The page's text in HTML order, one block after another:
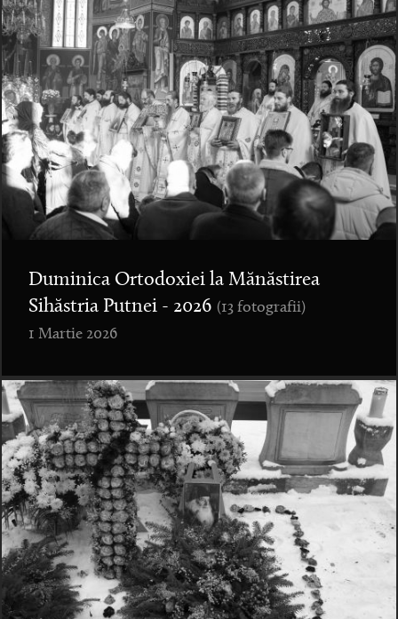
Duminica Ortodoxiei la Mănăstirea
Sihăstria Putnei - 2026 (13 fotografii)
1 Martie 2026